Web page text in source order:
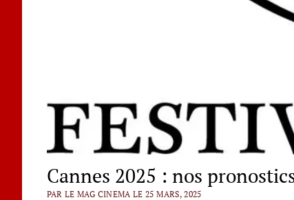
Cannes 2025 : nos
PAR LE MAG CINEMA LE 25 MARS, 2025